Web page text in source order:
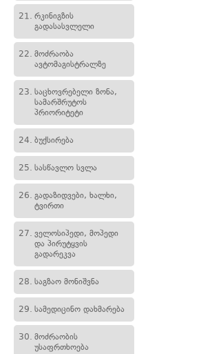
21. რკინიგზის
გადასასვლელი
22. მოძრაობა
ავტომაგისტრალზე
23. საცხოვრებელი ზონა,
სამარშრუტოს
პრიორიტეტი
24. ბუქსირება
25. სასწავლო სვლა
26. გადაზიდვები, ხალხი,
ტვირთი
27. ველოსიპედი, მოპედი
და პირუტყვის
გადარეკვა
28. საგზაო მონიშვნა
29. სამედიცინო დახმარება
30. მოძრაობის
უსაფრთხოება